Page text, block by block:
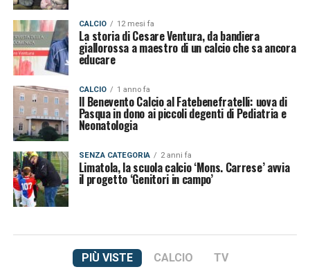
CALCIO 12 mesi fa
La storia di Cesare Ventura, da bandiera
giallorossa a maestro di un calcio che sa ancora
educare
CALCIO 1 anno fa
Il Benevento Calcio al Fatebenefratelli: uova di
Pasqua in dono ai piccoli degenti di Pediatria e
Neonatologia
SENZA CATEGORIA 2 anni fa
Limatola, la scuola calcio ‘Mons. Carrese’ avvia
il progetto ‘Genitori in campo’
PIÙ VISTE CALCIO TV